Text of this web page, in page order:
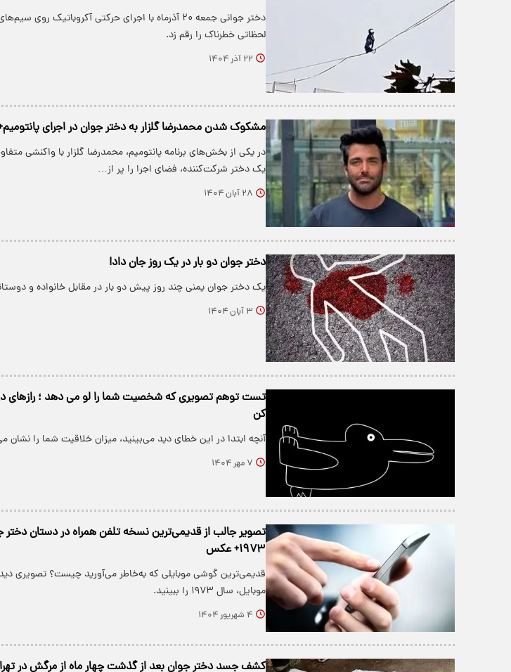
دختر جوانی جمعه ۲۰ آذرماه با اجرای حرکتی آکروباتیک
لحظاتی خطرناک را رقم زد.
۲۲ آذر ۱۴۰۴
مشکوک شدن محمدرضا گلزار به دختر جوان در اجرای
در یکی از بخش‌های برنامه پانتومیم، محمدرضا گلزار با واکنشی
یک دختر شرکت‌کننده، فضای اجرا را پر از…
۲۸ آبان ۱۴۰۴
دختر جوان دو بار در یک روز جان داد!
یک دختر جوان یمنی چند روز پیش دو بار در مقابل خانواده و
۳ آبان ۱۴۰۴
تست توهم تصویری که شخصیت شما را لو می دهد ؛ رازهای
کن
آنچه ابتدا در این خطای دید می‌بینید، میزان خلاقیت شما را نشان
۷ مهر ۱۴۰۴
تصویر جالب از قدیمی‌ترین نسخه تلفن همراه در دستان
۱۹۷۳+ عکس
قدیمی‌ترین گوشی موبایلی که به‌خاطر می‌آورید چیست؟ تصویری
موبایل، سال ۱۹۷۳ را ببینید.
۴ شهریور ۱۴۰۴
کشف جسد دختر جوان بعد از گذشت چهار ماه از مرگش در